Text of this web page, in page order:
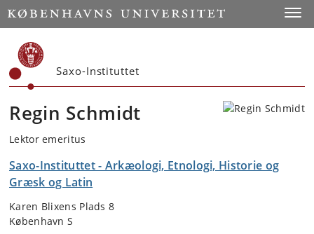
Start
Saxo-Instituttet
Regin Schmidt
Lektor emeritus
Saxo-Instituttet - Arkæologi, Etnologi, Historie og
Græsk og Latin
Karen Blixens Plads 8
København S